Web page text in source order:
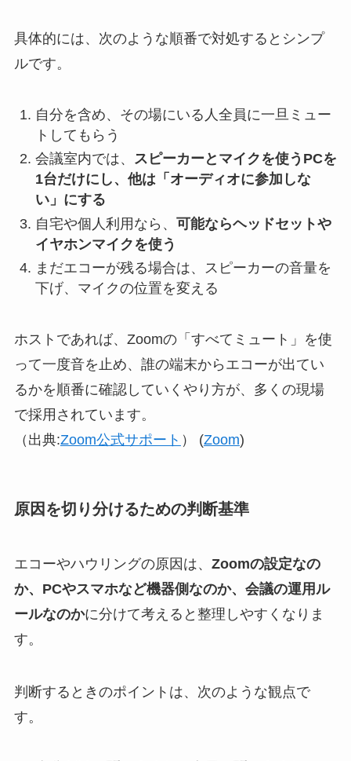
具体的には、次のような順番で対処するとシンプ
ルです。
自分を含め、その場にいる人全員に一旦ミュー
トしてもらう
会議室内では、 スピーカーとマイクを使うPCを
1台だけにし、他は「オーディオに参加しな
い」にする
自宅や個人利用なら、 可能ならヘッドセットや
イヤホンマイクを使う
まだエコーが残る場合は、スピーカーの音量を
下げ、マイクの位置を変える
ホストであれば、Zoomの「すべてミュート」を使
って一度音を止め、誰の端末からエコーが出てい
るかを順番に確認していくやり方が、多くの現場
で採用されています。
（出典:Zoom公式サポート ） (Zoom)
原因を切り分けるための判断基準
エコーやハウリングの原因は、 Zoomの設定なの
か、PCやスマホなど機器側なのか、会議の運用ル
ールなのかに分けて考えると整理しやすくなりま
す。
判断するときのポイントは、次のような観点で
す。